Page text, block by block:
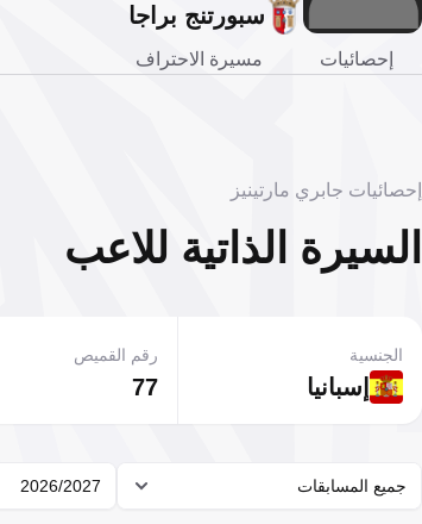
سبورتنج براجا
إحصائيات مسيرة الاحتراف
إحصائيات جابري مارتينيز
السيرة الذاتية للاعب
إسبانيا
الجنسية
77
رقم القميص
جميع المسابقات 2026/2027